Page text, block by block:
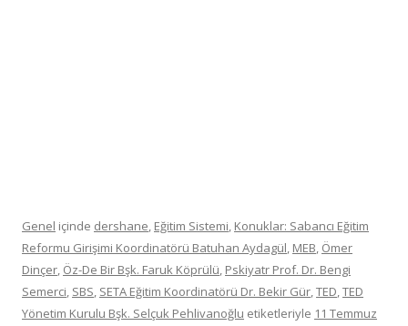
Genel içinde dershane, Eğitim Sistemi, Konuklar: Sabancı Eğitim
Reformu Girişimi Koordinatörü Batuhan Aydagül, MEB, Ömer
Dinçer, Öz-De Bir Bşk. Faruk Köprülü, Pskiyatr Prof. Dr. Bengi
Semerci, SBS, SETA Eğitim Koordinatörü Dr. Bekir Gür,TED,TED
Yönetim Kurulu Bşk. Selçuk Pehlivanoğlu etiketleriyle 11 Temmuz